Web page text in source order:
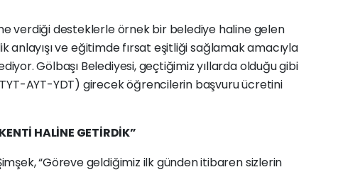
verdiği desteklerle örnek bir belediye haline gelen
anlayışı ve eğitimde fırsat eşitliği sağlamak amacıyla
Gölbaşı Belediyesi, geçtiğimiz yıllarda olduğu gibi
AYT-YDT) girecek öğrencilerin başvuru ücretini
HALİNE GETİRDİK”
“Göreve geldiğimiz ilk günden itibaren sizlerin